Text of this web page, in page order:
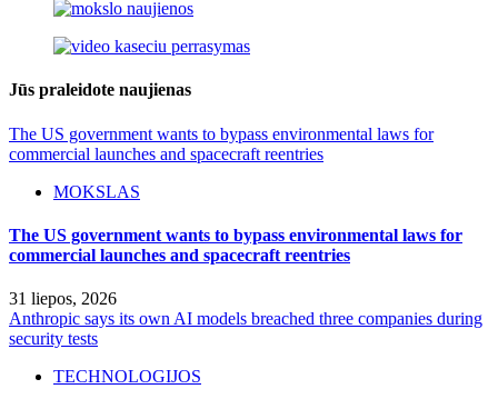
Jūs praleidote naujienas
The US government wants to bypass environmental laws for
commercial launches and spacecraft reentries
MOKSLAS
The US government wants to bypass environmental laws for
commercial launches and spacecraft reentries
31 liepos, 2026
Anthropic says its own AI models breached three companies during
security tests
TECHNOLOGIJOS